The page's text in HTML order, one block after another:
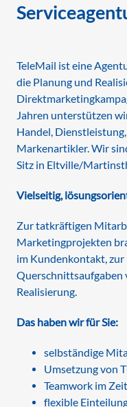
TeleMail ist eine
die Planung und
Jahren unterstützen
Handel,
Markenartikler. Wir
Sitz in Eltville/
Vielseitig,
Zur tatkräftigen
Marketingprojekten
im Kundenkontakt,
Querschnittsaufgaben
Realisierung.
Das haben wir für Sie:
selbständige
Umsetzung von
Teamwork im
flexible